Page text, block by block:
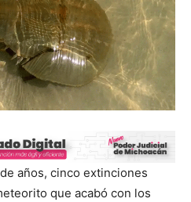
años, cinco extinciones
que acabó con los